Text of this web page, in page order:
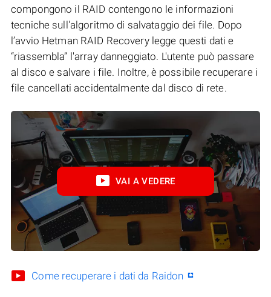
compongono il RAID contengono le informazioni
tecniche sull'algoritmo di salvataggio dei file. Dopo
l’avvio Hetman RAID Recovery legge questi dati e
“riassembla” l'array danneggiato. L'utente può passare
al disco e salvare i file. Inoltre, è possibile recuperare i
file cancellati accidentalmente dal disco di rete.
VAI A VEDERE
Come recuperare i dati da Raidon